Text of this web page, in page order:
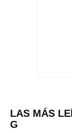
LAS MÁS
G